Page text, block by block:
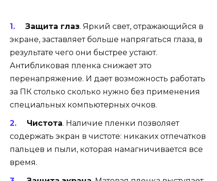
Защита глаз. Яркий свет, отражающийся в
экране, заставляет больше напрягаться глаза, в
результате чего они быстрее устают.
Антибликовая пленка снижает это
перенапряжение. И дает возможность работать
за ПК столько сколько нужно без применения
специальных компьютерных очков.
Чистота. Наличие пленки позволяет
содержать экран в чистоте: никаких отпечатков
пальцев и пыли, которая намагничивается все
время.